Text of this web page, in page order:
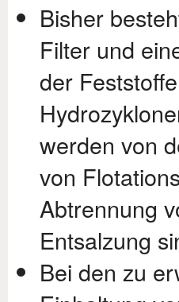
Bisher
Filter und
der
werden von
von
Abtrennung
Entsalzung
Bei den zu